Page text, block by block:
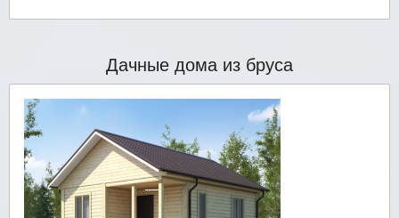
Дачные дома из бруса